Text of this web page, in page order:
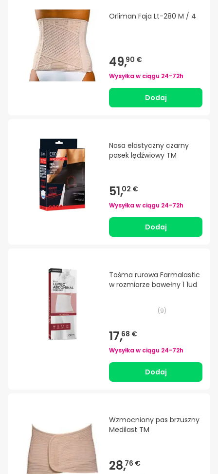
Orliman Faja Lt-280 M / 4
49,90 €
Wysyłka w ciągu 24-72h
Dodaj
Nosa elastyczny czarny
pasek lędźwiowy TM
51,02 €
Wysyłka w ciągu 24-72h
Dodaj
Taśma rurowa Farmalastic
w rozmiarze bawełny 1 1ud
(9)
17,68 €
Wysyłka w ciągu 24-72h
Dodaj
Wzmocniony pas brzuszny
Medilast TM
28,76 €